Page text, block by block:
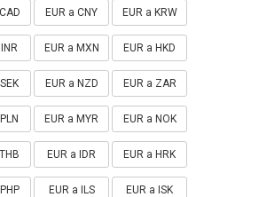
EUR a CNY EUR a KRW
EUR a MXN EUR a HKD
EUR a NZD EUR a ZAR
EUR a MYR EUR a NOK
EUR a IDR EUR a HRK
EUR a ILS EUR a ISK